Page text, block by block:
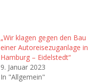
„Wir klagen gegen den Bau
einer Autoreisezuganlage in
Hamburg – Eidelstedt“
9. Januar 2023
In "Allgemein"